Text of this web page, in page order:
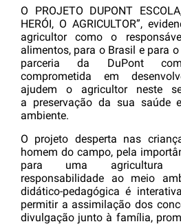
O PROJETO DUPONT
HERÓI, O AGRICULTOR”,
agricultor como o
alimentos, para o Brasil e para
parceria da DuPont
comprometida em
ajudem o agricultor neste
a preservação da sua saúde
ambiente.
O projeto desperta nas
homem do campo, pela
para uma agricultura
responsabilidade ao meio
didático-pedagógica é
permitir a assimilação dos
divulgação junto à família,